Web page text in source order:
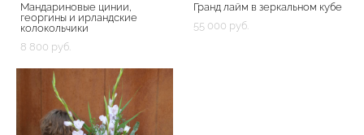
Мандариновые цинии,
георгины и ирландские
колокольчики
8 800 pуб.
Гранд лайм в зеркальном кубе
55 000 pуб.